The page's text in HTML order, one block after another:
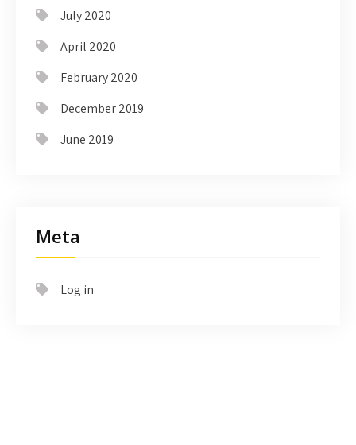
July 2020
April 2020
February 2020
December 2019
June 2019
Meta
Log in